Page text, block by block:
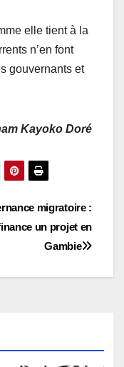
elle tient à la
n’en font
gouvernants et
Kayoko Doré
migratoire :
un projet en
Gambie